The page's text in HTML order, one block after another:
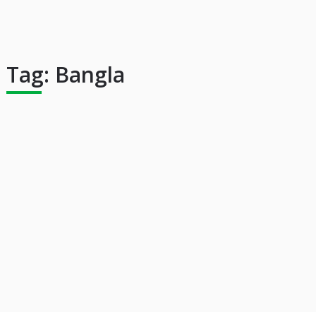
Tag: Bangla